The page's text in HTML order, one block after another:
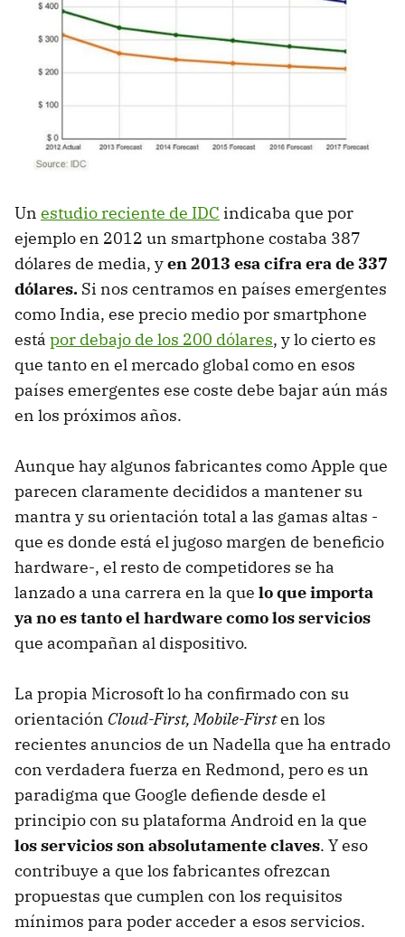
Un estudio reciente de IDC indicaba que por
ejemplo en 2012 un smartphone costaba 387
dólares de media, yen 2013 esa cifra era de 337
dólares. Si nos centramos en países emergentes
como India, ese precio medio por smartphone
está por debajo de los 200 dólares, y lo cierto es
que tanto en el mercado global como en esos
países emergentes ese coste debe bajar aún más
en los próximos años.
Aunque hay algunos fabricantes como Apple que
parecen claramente decididos a mantener su
mantra y su orientación total a las gamas altas -
que es donde está el jugoso margen de beneficio
hardware-, el resto de competidores se ha
lanzado a una carrera en la que lo que importa
ya no es tanto el hardware como los servicios
que acompañan al dispositivo.
La propia Microsoft lo ha confirmado con su
orientación Cloud-First, Mobile-Firsten los
recientes anuncios de un Nadella que ha entrado
con verdadera fuerza en Redmond, pero es un
paradigma que Google defiende desde el
principio con su plataforma Android en la que
los servicios son absolutamente claves. Y eso
contribuye a que los fabricantes ofrezcan
propuestas que cumplen con los requisitos
mínimos para poder acceder a esos servicios.